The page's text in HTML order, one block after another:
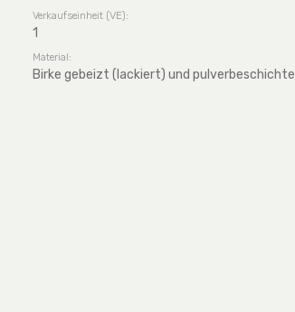
Verkaufseinheit (VE):
1
Material:
Birke gebeizt (lackiert) und